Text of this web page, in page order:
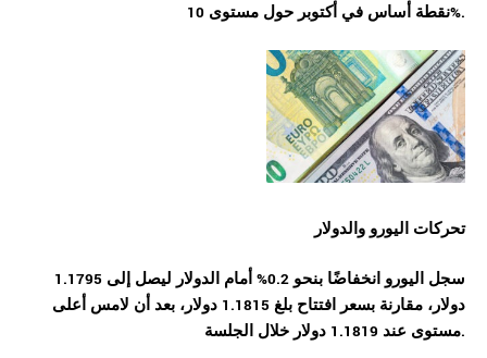
نقطة أساس في أكتوبر حول مستوى 10%.
تحركات اليورو و الدولار
سجل اليورو انخفاضًا بنحو 0.2% أمام الدولار ليصل إلى 1.1795
دولار، مقارنة بسعر افتتاح بلغ 1.1815 دولار، بعد أن لامس أعلى
مستوى عند 1.1819 دولار خلال الجلسة.